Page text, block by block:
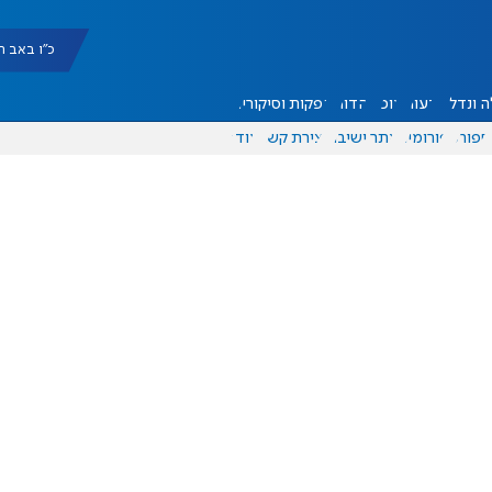
כ"ו באב
ונדל"ן דעות אוכל יהדות הפקות וסיקורים
ספורט פורומים אתר ישיבה יצירת קשר עוד